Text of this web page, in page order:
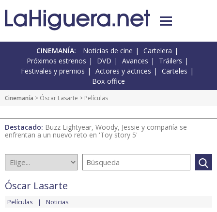
CINEMANÍA: Noticias de cine
Cartelera
Próximos estrenos
DVD Avances
Tráilers
Festivales y premios
Actores y actrices
Carteles
Box-office
Cinemanía > Óscar Lasarte > Películas
Destacado: Buzz Lightyear, Woody, Jessie y compañía se
enfrentan a un nuevo reto en 'Toy story 5'
Óscar Lasarte
Películas Noticias